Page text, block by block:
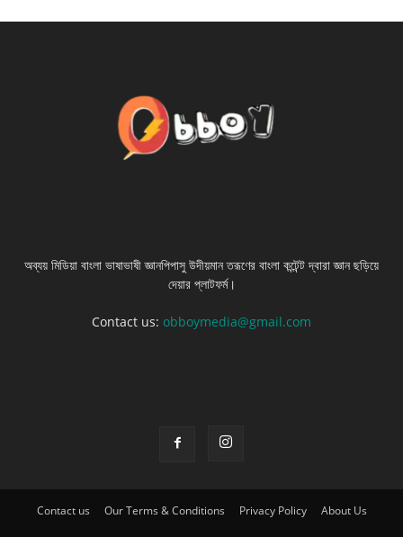
অব্যয় মিডিয়া বাংলা ভাষাভাষী জ্ঞানপিপাসু উদীয়মান তরূণের বাংলা কন্টেন্ট দ্বারা জ্ঞান ছড়িয়ে
দেয়ার প্লাটফর্ম।
Contact us: obboymedia@gmail.com
Contact us Our Terms & Conditions Privacy Policy About Us